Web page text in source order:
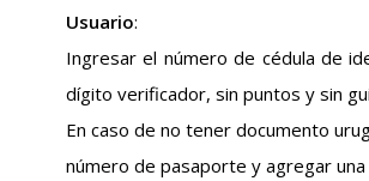
Usuario:
Ingresar el número de cédula de
dígito verificador, sin puntos y sin
En caso de no tener documento
número de pasaporte y agregar una